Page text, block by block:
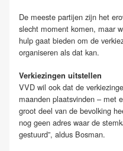
De meeste partijen zijn het
slecht moment komen, maar
hulp gaat bieden om de
organiseren als dat kan.
Verkiezingen uitstellen
VVD wil ook dat de
maanden plaatsvinden – met
groot deel van de bevolking
nog geen adres waar de
gestuurd”, aldus Bosman.